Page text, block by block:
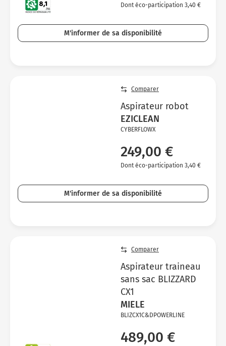
Dont éco-participation 3,40 €
M'informer de sa disponibilité
Comparer
Aspirateur robot
EZICLEAN
CYBERFLOWX
249,00 €
Dont éco-participation 3,40 €
M'informer de sa disponibilité
Comparer
Aspirateur traineau
sans sac BLIZZARD
CX1
MIELE
BLIZCX1C&DPOWERLINE
489,00 €